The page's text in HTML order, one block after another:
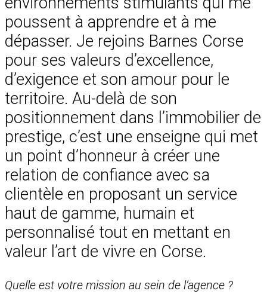
poussent à apprendre et à me
dépasser. Je rejoins Barnes Corse
pour ses valeurs d’excellence,
d’exigence et son amour pour le
territoire. Au-delà de son
positionnement dans l’immobilier de
prestige, c’est une enseigne qui met
un point d’honneur à créer une
relation de confiance avec sa
clientèle en proposant un service
haut de gamme, humain et
personnalisé tout en mettant en
valeur l’art de vivre en Corse.
Quelle est votre mission au sein de l’agence ?